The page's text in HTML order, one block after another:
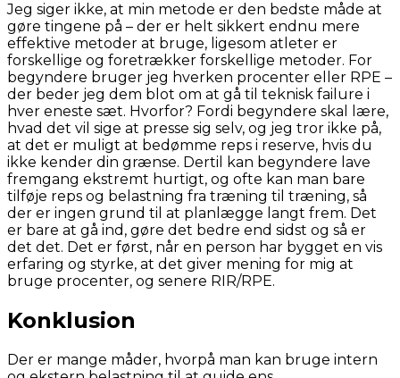
Jeg siger ikke, at min metode er den bedste måde at
gøre tingene på – der er helt sikkert endnu mere
effektive metoder at bruge, ligesom atleter er
forskellige og foretrækker forskellige metoder. For
begyndere bruger jeg hverken procenter eller RPE –
der beder jeg dem blot om at gå til teknisk failure i
hver eneste sæt. Hvorfor? Fordi begyndere skal lære,
hvad det vil sige at presse sig selv, og jeg tror ikke på,
at det er muligt at bedømme reps i reserve, hvis du
ikke kender din grænse. Dertil kan begyndere lave
fremgang ekstremt hurtigt, og ofte kan man bare
tilføje reps og belastning fra træning til træning, så
der er ingen grund til at planlægge langt frem. Det
er bare at gå ind, gøre det bedre end sidst og så er
det det. Det er først, når en person har bygget en vis
erfaring og styrke, at det giver mening for mig at
bruge procenter, og senere RIR/RPE.
Konklusion
Der er mange måder, hvorpå man kan bruge intern